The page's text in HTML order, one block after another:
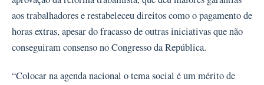
aos trabalhadores e restabeleceu direitos como o pagamento de
horas extras, apesar do fracasso de outras iniciativas que não
conseguiram consenso no Congresso da República.
“Colocar na agenda nacional o tema social é um mérito de